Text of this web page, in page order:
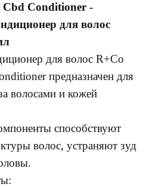
Cbd Conditioner -
для волос
для волос R+Co
предназначен для
волосами и кожей
способствуют
волос, устраняют зуд